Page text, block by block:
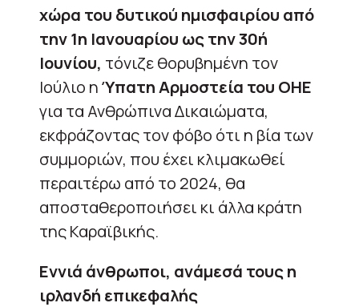
χώρα του δυτικού ημισφαιρίου από
την 1η Ιανουαρίου ως την 30ή
Ιουνίου, τόνιζε θορυβημένη τον
Ιούλιο ηΎπατη Αρμοστεία του ΟΗΕ
για τα Ανθρώπινα Δικαιώματα,
εκφράζοντας τον φόβο ότι η βία των
συμμοριών, που έχει κλιμακωθεί
περαιτέρω από το 2024, θα
αποσταθεροποιήσει κι άλλα κράτη
της Καραϊβικής.
Εννιά άνθρωποι, ανάμεσά τους η
ιρλανδή επικεφαλής